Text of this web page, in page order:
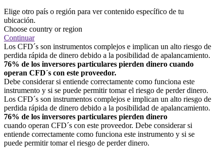
Elige otro país o región para ver contenido específico de tu
ubicación.
Choose country or region
Continuar
Los CFD´s son instrumentos complejos e implican un alto riesgo de
perdida rápida de dinero debido a la posibilidad de apalancamiento.
76% de los inversores particulares pierden dinero cuando
operan CFD´s con este proveedor.
Debe considerar si entiende correctamente como funciona este
instrumento y si se puede permitir tomar el riesgo de perder dinero.
Los CFD´s son instrumentos complejos e implican un alto riesgo de
perdida rápida de dinero debido a la posibilidad de apalancamiento.
76% de los inversores particulares pierden dinero
cuando operan CFD´s con este proveedor. Debe considerar si
entiende correctamente como funciona este instrumento y si se
puede permitir tomar el riesgo de perder dinero.